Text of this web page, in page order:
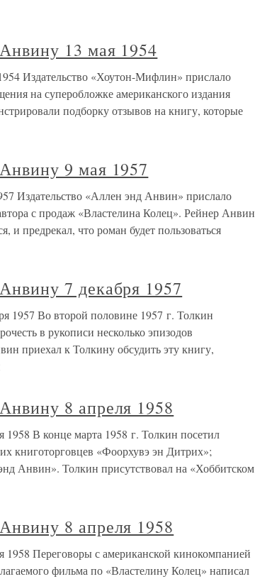
13 мая 1954
Издательство «Хоутон-Мифлин» прислало
на суперобложке американского издания
подборку отзывов на книгу, которые
9 мая 1957
Издательство «Аллен энд Анвин» прислало
с продаж «Властелина Колец». Рейнер Анвин
и предрекал, что роман будет пользоваться
7 декабря 1957
1957 Во второй половине 1957 г. Толкин
в рукописи несколько эпизодов
приехал к Толкину обсудить эту книгу,
8 апреля 1958
В конце марта 1958 г. Толкин посетил
книготорговцев «Фоорхувэ эн Дитрих»;
Анвин». Толкин присутствовал на «Хоббитском
8 апреля 1958
Переговоры с американской кинокомпанией
фильма по «Властелину Колец» написал